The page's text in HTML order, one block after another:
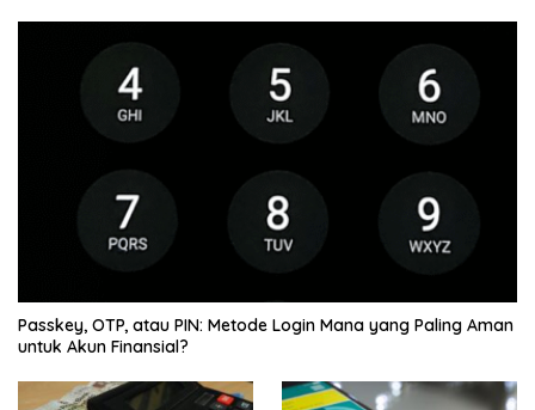
Passkey, OTP, atau PIN: Metode Login Mana yang Paling Aman
untuk Akun Finansial?